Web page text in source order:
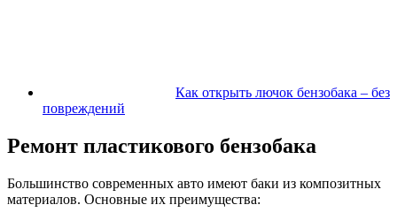
Как открыть лючок бензобака – без
повреждений
Ремонт пластикового бензобака
Большинство современных авто имеют баки из композитных
материалов. Основные их преимущества: